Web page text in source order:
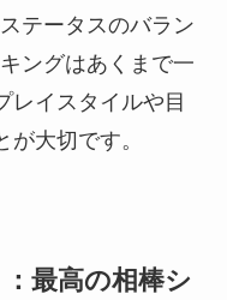
テータスのバラン
ングはあくまで一
レイスタイルや目
大切です。
最高の相棒シ